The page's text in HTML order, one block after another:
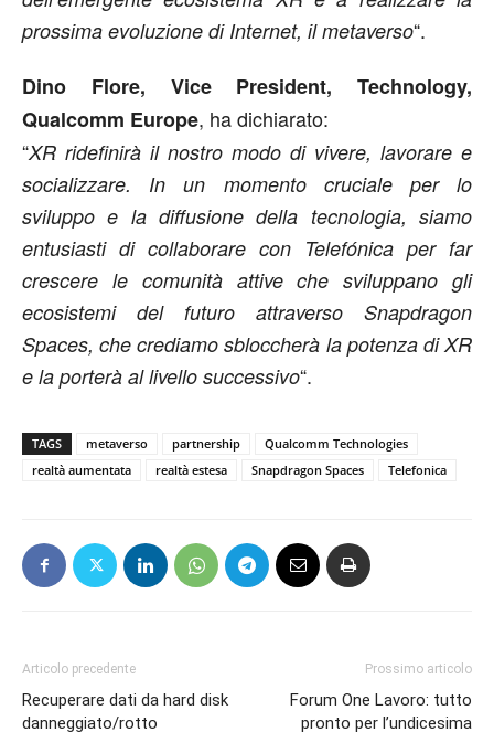
prossima evoluzione di Internet, il metaverso“.
Dino Flore, Vice President, Technology,
Qualcomm Europe, ha dichiarato:
“XR ridefinirà il nostro modo di vivere, lavorare e
socializzare. In un momento cruciale per lo
sviluppo e la diffusione della tecnologia, siamo
entusiasti di collaborare con Telefónica per far
crescere le comunità attive che sviluppano gli
ecosistemi del futuro attraverso Snapdragon
Spaces, che crediamo sbloccherà la potenza di XR
e la porterà al livello successivo“.
TAGS metaverso partnership
Qualcomm Technologies
realtà aumentata
realtà estesa Snapdragon Spaces Telefonica
Articolo precedente
Recuperare dati da hard disk
danneggiato/rotto
Prossimo articolo
Forum One Lavoro: tutto
pronto per l’undicesima